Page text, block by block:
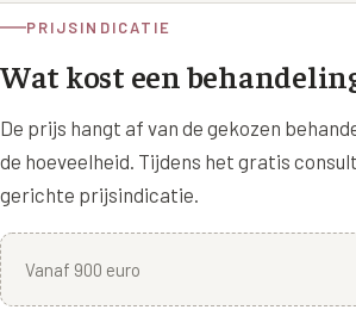
PRIJSINDICATIE
Wat kost een
De prijs hangt af van de gekozen
de hoeveelheid. Tijdens het gratis
gerichte prijsindicatie.
Vanaf 900 euro